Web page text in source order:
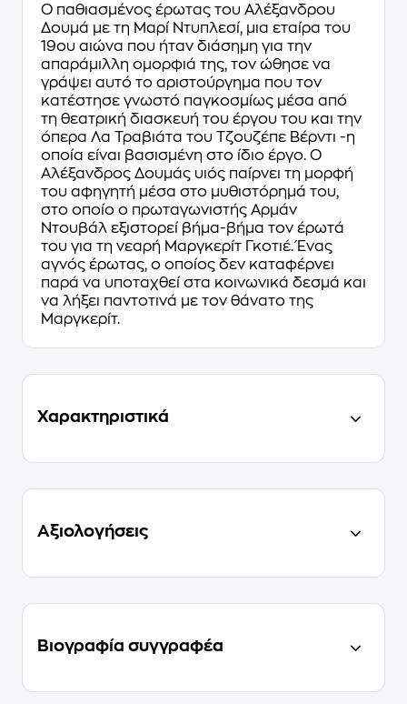
Ο παθιασμένος έρωτας του Αλέξανδρου
Δουμά με τη Μαρί Ντυπλεσί, μια εταίρα του
19ου αιώνα που ήταν διάσημη για την
απαράμιλλη ομορφιά της, τον ώθησε να
γράψει αυτό το αριστούργημα που τον
κατέστησε γνωστό παγκοσμίως μέσα από
τη θεατρική διασκευή του έργου του και την
όπερα Λα Τραβιάτα του Τζουζέπε Βέρντι -η
οποία είναι βασισμένη στο ίδιο έργο. Ο
Αλέξανδρος Δουμάς υιός παίρνει τη μορφή
του αφηγητή μέσα στο μυθιστόρημά του,
στο οποίο ο πρωταγωνιστής Αρμάν
Ντουβάλ εξιστορεί βήμα-βήμα τον έρωτά
του για τη νεαρή Μαργκερίτ Γκoτιέ. Ένας
αγνός έρωτας, ο οποίος δεν καταφέρνει
παρά να υποταχθεί στα κοινωνικά δεσμά και
να λήξει παντοτινά με τον θάνατο της
Μαργκερίτ.
Χαρακτηριστικά
Αξιολογήσεις
Βιογραφία συγγραφέα